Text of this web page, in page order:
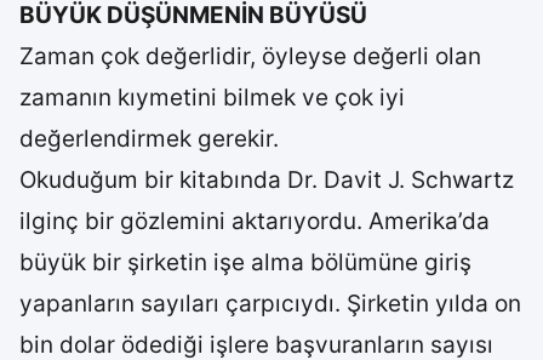
BÜYÜK DÜŞÜNMENİN BÜYÜSÜ
Zaman çok değerlidir, öyleyse değerli olan
zamanın kıymetini bilmek ve çok iyi
değerlendirmek gerekir.
Okuduğum bir kitabında Dr. Davit J. Schwartz
ilginç bir gözlemini aktarıyordu. Amerika’da
büyük bir şirketin işe alma bölümüne giriş
yapanların sayıları çarpıcıydı. Şirketin yılda on
bin dolar ödediği işlere başvuranların sayısı